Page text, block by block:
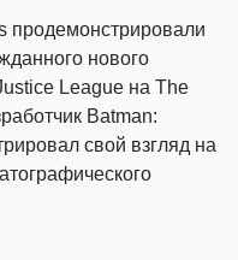
продемонстрировали
нового
League на The
Batman:
свой взгляд на